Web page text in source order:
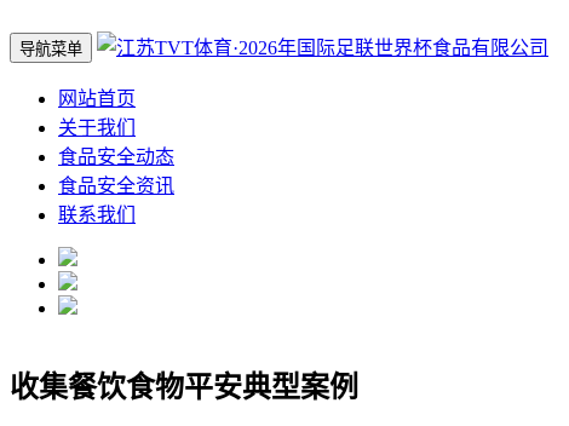
导航菜单
网站首页
关于我们
食品安全动态
食品安全资讯
联系我们
收集餐饮食物平安典型案例